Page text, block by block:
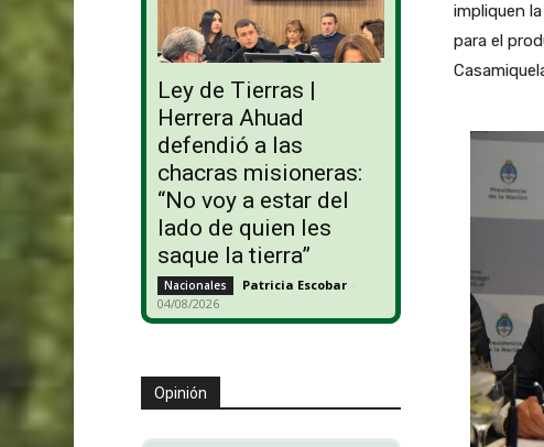
Ley de Tierras |
Herrera Ahuad
defendió a las
chacras misioneras:
“No voy a estar del
lado de quien les
saque la tierra”
Nacionales Patricia Escobar -
04/08/2026
Opinión
impliquen
para el